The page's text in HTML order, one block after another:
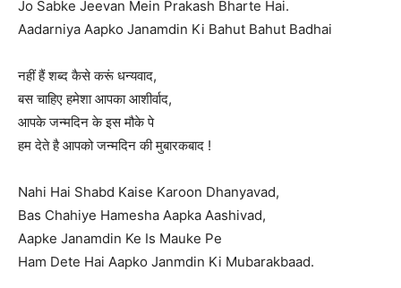
Jo Sabke Jeevan Mein Prakash Bharte Hai.
Aadarniya Aapko Janamdin Ki Bahut Bahut Badhai
नहीं हैं शब्द कैसे करूं धन्यवाद,
बस चाहिए हमेशा आपका आशीर्वाद,
आपके जन्मदिन के इस मौके पे
हम देते है आपको जन्मदिन की मुबारकबाद !
Nahi Hai Shabd Kaise Karoon Dhanyavad,
Bas Chahiye Hamesha Aapka Aashivad,
Aapke Janamdin Ke Is Mauke Pe
Ham Dete Hai Aapko Janmdin Ki Mubarakbaad.